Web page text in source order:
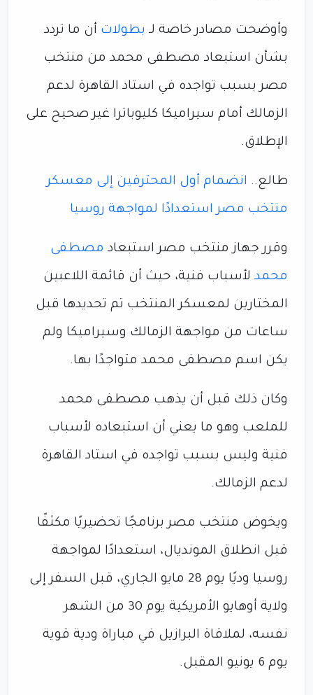
وأوضحت مصادر خاصة لـ بطولات أن ما تردد
بشأن استبعاد مصطفى محمد من منتخب
مصر بسبب تواجده في استاد القاهرة لدعم
الزمالك أمام سيراميكا كليوباترا غير صحيح على
الإطلاق.
طالع.. انضمام أول المحترفين إلى معسكر
منتخب مصر استعدادًا لمواجهة روسيا
وقرر جهاز منتخب مصر استبعاد مصطفى
محمد لأسباب فنية، حيث أن قائمة اللاعبين
المختارين لمعسكر المنتخب تم تحديدها قبل
ساعات من مواجهة الزمالك وسيراميكا ولم
يكن اسم مصطفى محمد متواجدًا بها.
وكان ذلك قبل أن يذهب مصطفى محمد
للملعب وهو ما يعني أن استبعاده لأسباب
فنية وليس بسبب تواجده في استاد القاهرة
لدعم الزمالك.
ويخوض منتخب مصر برنامجًا تحضيريًا مكثفًا
قبل انطلاق المونديال، استعدادًا لمواجهة
روسيا وديًا يوم 28 مايو الجاري، قبل السفر إلى
ولاية أوهايو الأمريكية يوم 30 من الشهر
نفسه، لملاقاة البرازيل في مباراة ودية قوية
يوم 6 يونيو المقبل.